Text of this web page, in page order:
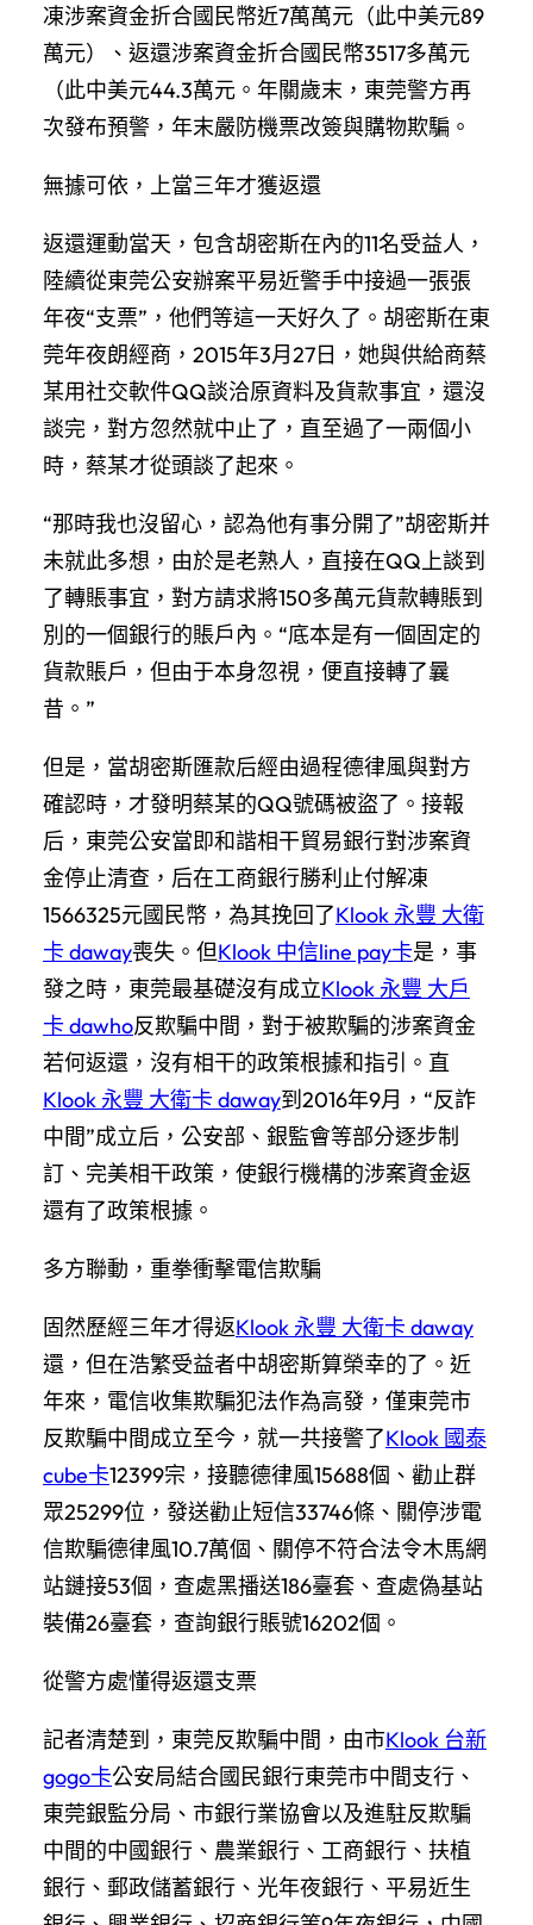
凍涉案資金折合國民幣近7萬萬元（此中美元89
萬元）、返還涉案資金折合國民幣3517多萬元
（此中美元44.3萬元。年關歲末，東莞警方再
次發布預警，年末嚴防機票改簽與購物欺騙。
無據可依，上當三年才獲返還
返還運動當天，包含胡密斯在內的11名受益人，
陸續從東莞公安辦案平易近警手中接過一張張
年夜“支票”，他們等這一天好久了。胡密斯在東
莞年夜朗經商，2015年3月27日，她與供給商蔡
某用社交軟件QQ談洽原資料及貨款事宜，還沒
談完，對方忽然就中止了，直至過了一兩個小
時，蔡某才從頭談了起來。
“那時我也沒留心，認為他有事分開了”胡密斯并
未就此多想，由於是老熟人，直接在QQ上談到
了轉賬事宜，對方請求將150多萬元貨款轉賬到
別的一個銀行的賬戶內。“底本是有一個固定的
貨款賬戶，但由于本身忽視，便直接轉了曩
昔。”
但是，當胡密斯匯款后經由過程德律風與對方
確認時，才發明蔡某的QQ號碼被盜了。接報
后，東莞公安當即和諧相干貿易銀行對涉案資
金停止清查，后在工商銀行勝利止付解凍
1566325元國民幣，為其挽回了Klook 永豐 大衛
卡 daway喪失。但Klook 中信line pay卡是，事
發之時，東莞最基礎沒有成立Klook 永豐 大戶
卡 dawho反欺騙中間，對于被欺騙的涉案資金
若何返還，沒有相干的政策根據和指引。直
Klook 永豐 大衛卡 daway到2016年9月，“反詐
中間”成立后，公安部、銀監會等部分逐步制
訂、完美相干政策，使銀行機構的涉案資金返
還有了政策根據。
多方聯動，重拳衝擊電信欺騙
固然歷經三年才得返Klook 永豐 大衛卡 daway
還，但在浩繁受益者中胡密斯算榮幸的了。近
年來，電信收集欺騙犯法作為高發，僅東莞市
反欺騙中間成立至今，就一共接警了Klook 國泰
cube卡12399宗，接聽德律風15688個、勸止群
眾25299位，發送勸止短信33746條、關停涉電
信欺騙德律風10.7萬個、關停不符合法令木馬網
站鏈接53個，查處黑播送186臺套、查處偽基站
裝備26臺套，查詢銀行賬號16202個。
從警方處懂得返還支票
記者清楚到，東莞反欺騙中間，由市Klook 台新
gogo卡公安局結合國民銀行東莞市中間支行、
東莞銀監分局、市銀行業協會以及進駐反欺騙
中間的中國銀行、農業銀行、工商銀行、扶植
銀行、郵政儲蓄銀行、光年夜銀行、平易近生